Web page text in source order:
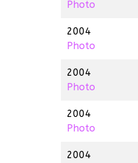
Photo
2004
Photo
2004
Photo
2004
Photo
2004